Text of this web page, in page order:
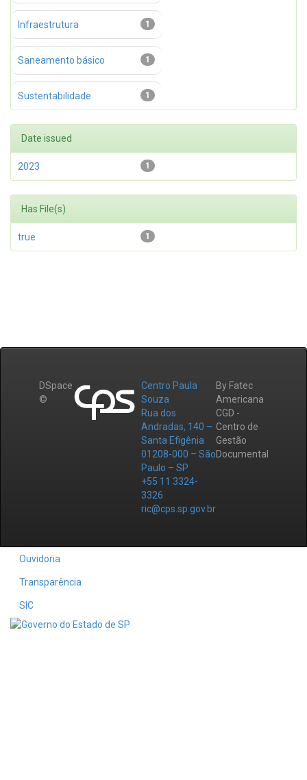
1
Infraestrutura
1
Saneamento básico
1
Sustentabilidade
Date issued
1
2023
Has File(s)
1
true
DSpace
©
Centro Paula
Souza
Rua dos
Andradas, 140 –
Santa Efigênia
01208-000 – São
Paulo – SP
+55 11 3324-
3326
ric@cps.sp.gov.br
By Fatec
Americana
CGD -
Centro de
Gestão
Documental
Ouvidoria
Transparência
SIC